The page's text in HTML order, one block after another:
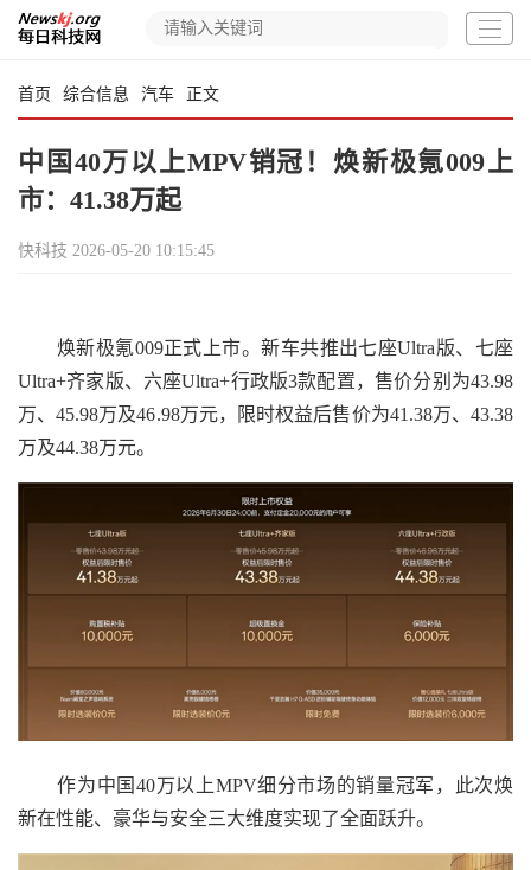
首页 综合信息 汽车 正文
中国40万以上MPV销冠！焕新极氪009上
市：41.38万起
快科技 2026-05-20 10:15:45
焕新极氪009正式上市。新车共推出七座Ultra版、七座
Ultra+齐家版、六座Ultra+行政版3款配置，售价分别为43.98
万、45.98万及46.98万元，限时权益后售价为41.38万、43.38
万及44.38万元。
作为中国40万以上MPV细分市场的销量冠军，此次焕
新在性能、豪华与安全三大维度实现了全面跃升。